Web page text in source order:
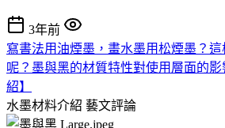
3年前
寫書法用油煙墨，畫水墨用松煙墨？
呢？墨與黑的材質特性對使用層面的
紹】
水墨材料介紹 藝文評論